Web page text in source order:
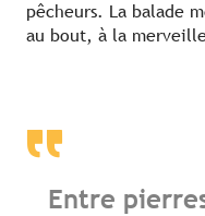
pêcheurs. La balade
au bout, à la
Entre